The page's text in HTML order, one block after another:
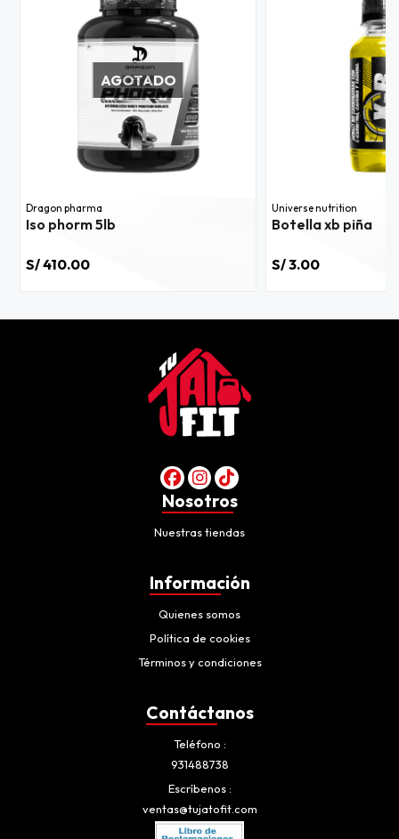
AGOTADO
Dragon pharma
Iso phorm 5lb
S/ 410.00
Universe nutrition
Botella xb piña
S/ 3.00
Nosotros
Nuestras tiendas
Información
Quienes somos
Política de cookies
Términos y condiciones
Contáctanos
Teléfono
931488738
Escríbenos
ventas@tujatofit.com